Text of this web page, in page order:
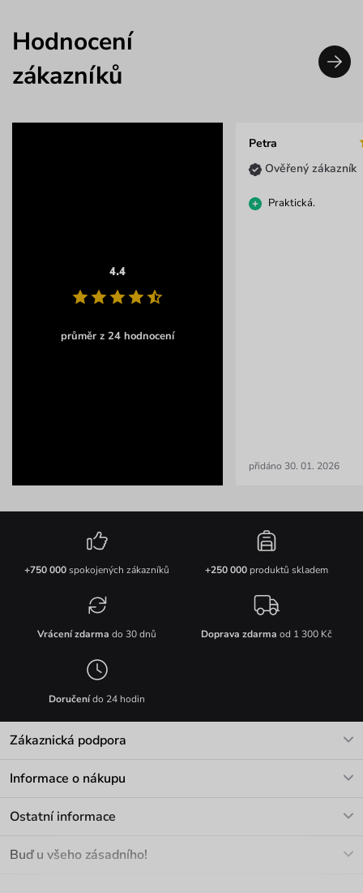
Hodnocení
zákazníků
4.4
průměr z 24 hodnocení
Petra
Ověřený zákazník
Praktická.
přidáno 30. 01. 2026
+750 000spokojených zákazníků +250 000produktů skladem
Vrácení zdarma do 30 dnů Doprava zdarma od 1 300 Kč
Doručenído 24 hodin
Zákaznická podpora
Informace o nákupu
Materiály a údržba
Ostatní informace
Buď u všeho zásadního!